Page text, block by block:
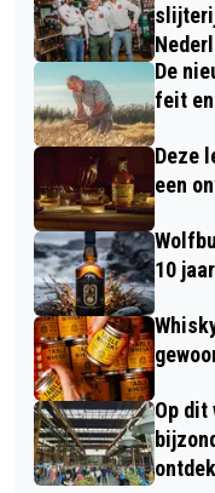
De
feit
Deze
een
10
Op